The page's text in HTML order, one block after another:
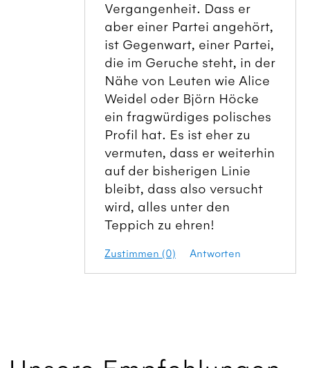
Vergangenheit. Dass er
aber einer Partei angehört,
ist Gegenwart, einer Partei,
die im Geruche steht, in der
Nähe von Leuten wie Alice
Weidel oder Björn Höcke
ein fragwürdiges polisches
Profil hat. Es ist eher zu
vermuten, dass er weiterhin
auf der bisherigen Linie
bleibt, dass also versucht
wird, alles unter den
Teppich zu ehren!
Zustimmen (0) Antworten